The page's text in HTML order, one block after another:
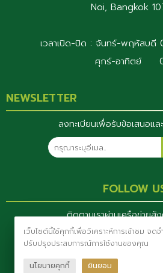
Noi, Bangkok
เวลาเปิด-ปิด : จันทร์-พฤหัสบดี
ศุกร์-อาทิตย์
NEWSLETTER
ลงทะเบียนเพื่อรับข้อเสนอแ
FOLLOW
ติดตามเราผ่านเครือข่ายสั
เว็บไซต์นี้ใช้คุกกี้เพื่อวิเคราะห์การเข้าชม จด
ปรับปรุงประสบการณ์การใช้งานของคุณ
นโยบายคุกกี้ ยินยอม